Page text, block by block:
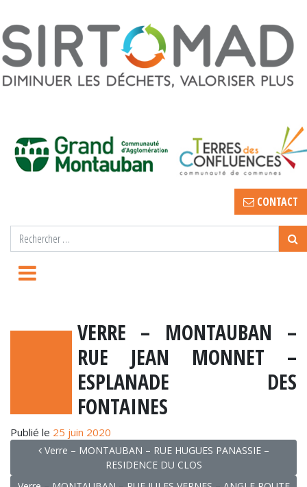
CONTACT
VERRE – MONTAUBAN –
RUE JEAN MONNET –
ESPLANADE DES
FONTAINES
Publié le 25 juin 2020
NAVIGATION
Verre – MONTAUBAN – RUE HUGUES PANASSIE –
RESIDENCE DU CLOS